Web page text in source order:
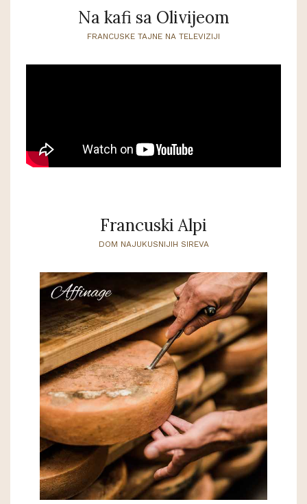
Na kafi sa Olivijeom
FRANCUSKE TAJNE NA TELEVIZIJI
Francuski Alpi
DOM NAJUKUSNIJIH SIREVA